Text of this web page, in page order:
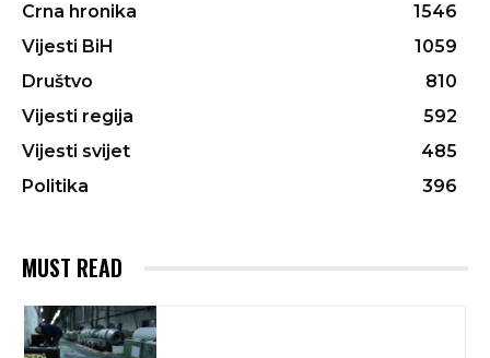
Crna hronika
1546
Vijesti BiH
1059
Društvo
810
Vijesti regija
592
Vijesti svijet
485
Politika
396
MUST READ